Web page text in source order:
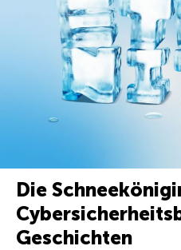
Die
Geschichten